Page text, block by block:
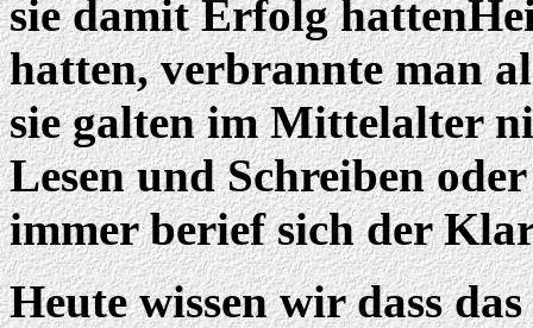
sie damit Erfolg
hatten, verbrannte man
sie galten im Mittelalter
Lesen und Schreiben
immer berief sich der
Heute wissen wir dass